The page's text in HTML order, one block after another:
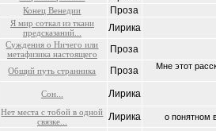
Конец Венедии Проза
Я мир соткал из ткани
предсказаний...
Лирика
Суждения о Ничего или
метафизика настоящего
Проза
Общий путь странника Проза Мне этот
Сон... Лирика
Нет места с тобой в одной
связке...
Лирика о понятном